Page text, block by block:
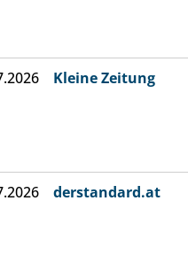
Kleine Zeitung
derstandard.at